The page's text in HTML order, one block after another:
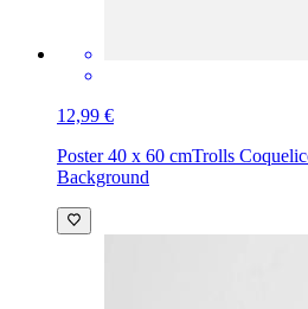
12,99 €
Poster 40 x 60 cmTrolls
Background